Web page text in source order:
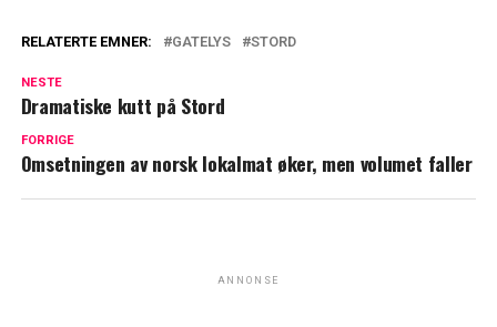
RELATERTE EMNER: GATELYS STORD
NESTE
Dramatiske kutt på Stord
FORRIGE
Omsetningen av norsk lokalmat øker, men volumet faller
ANNONSE